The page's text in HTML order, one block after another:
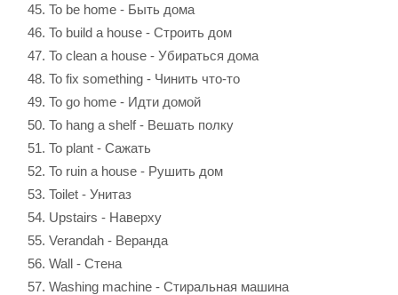
To be home - Быть дома
To build a house - Строить дом
To clean a house - Убираться дома
To fix something - Чинить что-то
To go home - Идти домой
To hang a shelf - Вешать полку
To plant - Сажать
To ruin a house - Рушить дом
Toilet - Унитаз
Upstairs - Наверху
Verandah - Веранда
Wall - Стена
Washing machine - Стиральная машина